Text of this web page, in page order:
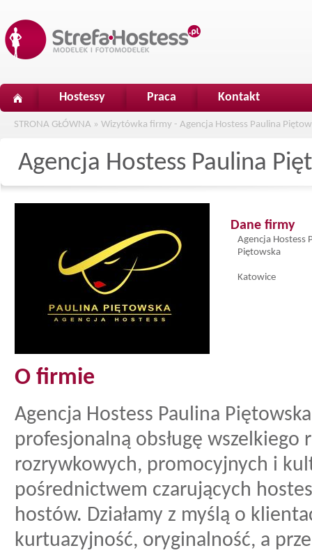
Hostessy Praca Kontakt
STRONA GŁÓWNA » Wizytówka firmy - Agencja Hostess Paulina
Agencja Hostess Paulina
Dane firmy
Agencja Hostess
Piętowska
Katowice
O firmie
Agencja Hostess Paulina
profesjonalną obsługę wszelkiego
rozrywkowych, promocyjnych i
pośrednictwem czarujących
hostów. Działamy z myślą o
kurtuazyjność, oryginalność, a